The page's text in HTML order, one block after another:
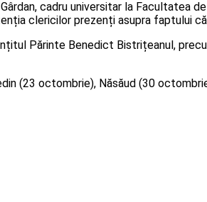
cadru universitar la Facultatea
clericilor prezenți asupra faptului
Părinte Benedict Bistrițeanul,
(23 octombrie), Năsăud (30